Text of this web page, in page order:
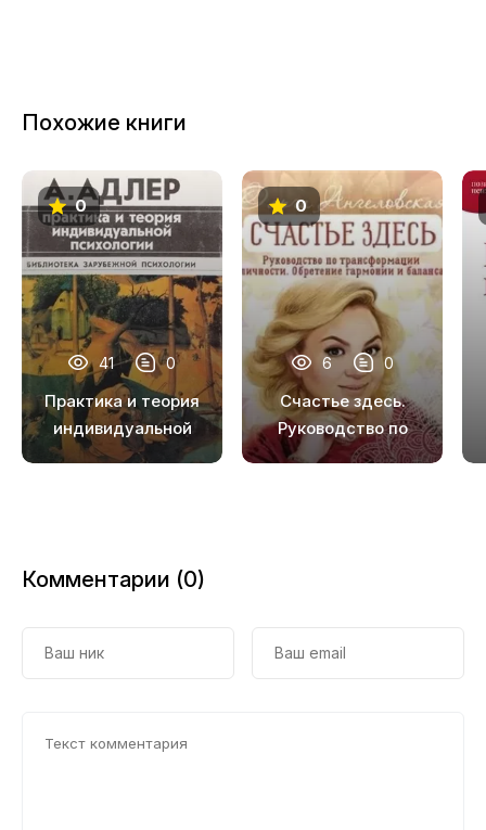
12
13
14
15
16
17
18
Похожие книги
0
41 0
Практика и теория
индивидуальной
психологии
0
6 0
Счастье здесь.
Руководство по
трансформации
Комментарии (0)